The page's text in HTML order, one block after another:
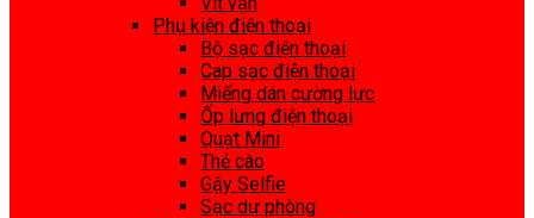
Phụ kiện điện thoại
Bộ sạc điện thoại
Cap sạc điện thoại
Miếng dán cường lực
Ốp lưng điện thoại
Quạt Mini
Thẻ cào
Gậy Selfie
Sạc dự phòng